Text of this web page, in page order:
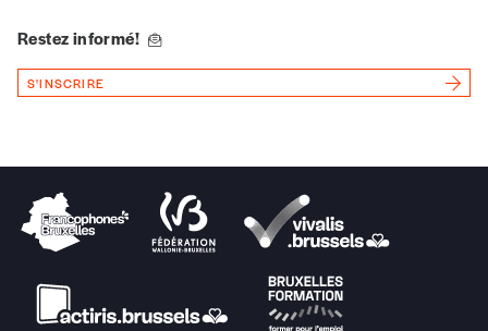
Cadeau
Faites découvrir l'Imagà un·e ami·e et offrez-
J’offre un abonnement (5
numéros)
J’offre le(s) numéro(s)
Restez informé!
S'INSCRIRE